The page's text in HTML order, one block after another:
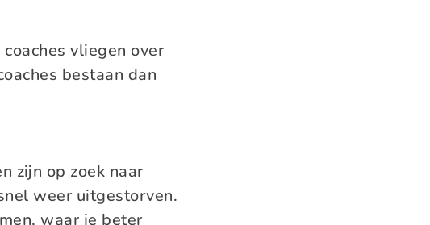
vliegen over
bestaan dan
zijn op zoek naar
weer uitgestorven.
waar je beter